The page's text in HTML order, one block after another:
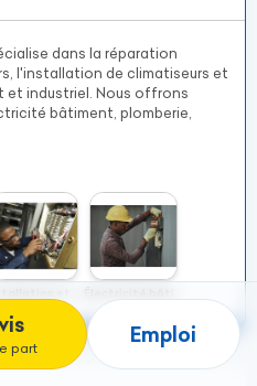
part
Emploi
dans la réparation
l'installation de climatiseurs et
et industriel. Nous offrons
bâtiment, plomberie,